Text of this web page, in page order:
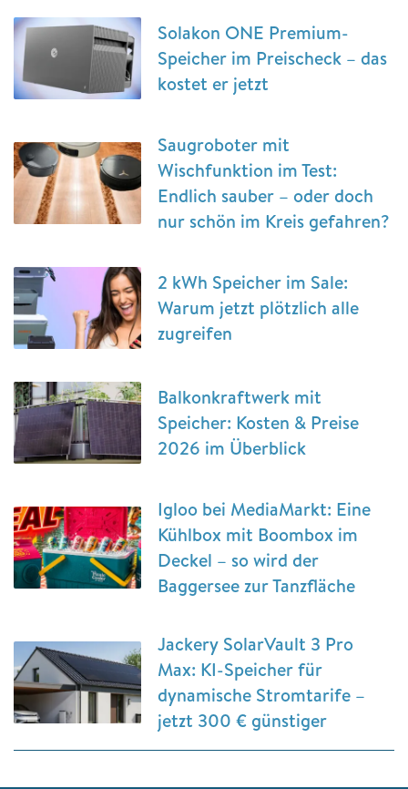
Solakon ONE Premium-
Speicher im Preischeck – das
kostet er jetzt
Saugroboter mit
Wischfunktion im Test:
Endlich sauber – oder doch
nur schön im Kreis gefahren?
2 kWh Speicher im Sale:
Warum jetzt plötzlich alle
zugreifen
Balkonkraftwerk mit
Speicher: Kosten & Preise
2026 im Überblick
Igloo bei MediaMarkt: Eine
Kühlbox mit Boombox im
Deckel – so wird der
Baggersee zur Tanzfläche
Jackery SolarVault 3 Pro
Max: KI-Speicher für
dynamische Stromtarife –
jetzt 300 € günstiger